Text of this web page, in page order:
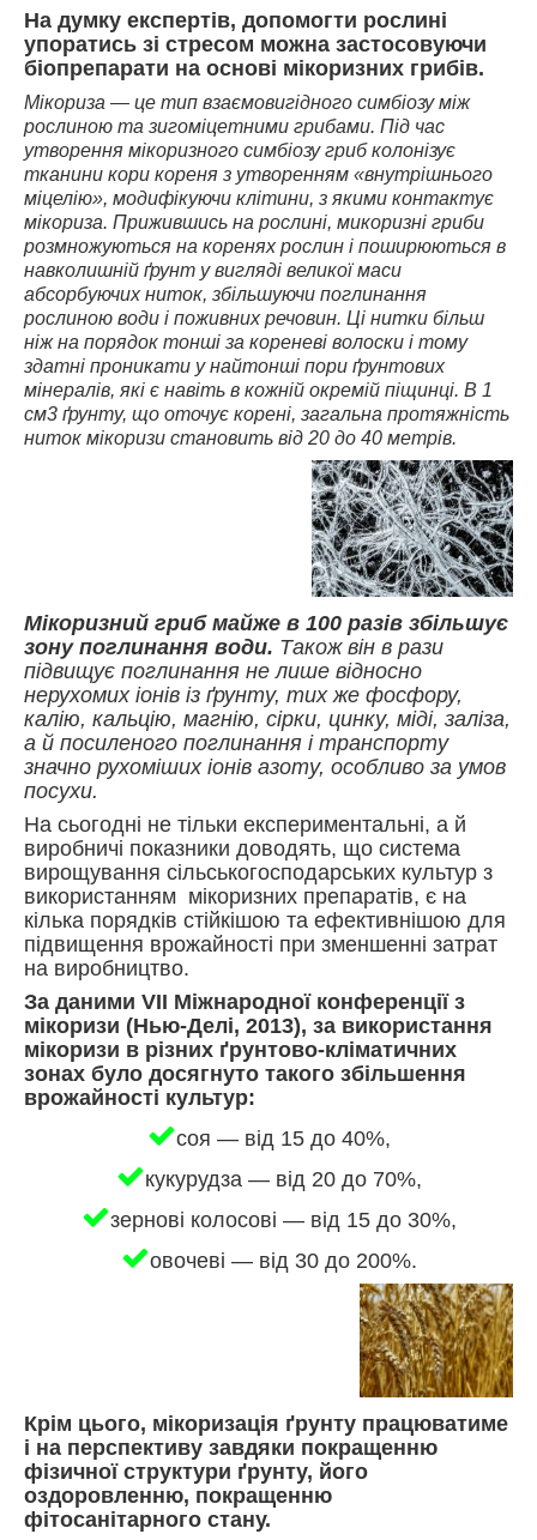
На думку експертів, допомогти рослині
упоратись зі стресом можна застосовуючи
біопрепарати на основі мікоризних грибів.
Мікориза — це тип взаємовигідного симбіозу між
рослиною та зигоміцетними грибами. Під час
утворення мікоризного симбіозу гриб колонізує
тканини кори кореня з утворенням «внутрішнього
міцелію», модифікуючи клітини, з якими контактує
мікориза. Прижившись на рослині, микоризні гриби
розмножуються на коренях рослин і поширюються в
навколишній ґрунт у вигляді великої маси
абсорбуючих ниток, збільшуючи поглинання
рослиною води і поживних речовин. Ці нитки більш
ніж на порядок тонші за кореневі волоски і тому
здатні проникати у найтонші пори ґрунтових
мінералів, які є навіть в кожній окремій піщинці. В 1
см3 ґрунту, що оточує корені, загальна протяжність
ниток мікоризи становить від 20 до 40 метрів.
Мікоризний гриб майже в 100 разів збільшує
зону поглинання води. Також він в рази
підвищує поглинання не лише відносно
нерухомих іонів із ґрунту, тих же фосфору,
калію, кальцію, магнію, сірки, цинку, міді, заліза,
а й посиленого поглинання і транспорту
значно рухоміших іонів азоту, особливо за умов
посухи.
На сьогодні не тільки експериментальні, а й
виробничі показники доводять, що система
вирощування сільськогосподарських культур з
використанням мікоризних препаратів, є на
кілька порядків стійкішою та ефективнішою для
підвищення врожайності при зменшенні затрат
на виробництво.
За даними VII Міжнародної конференції з
мікоризи (Нью-Делі, 2013), за використання
мікоризи в різних ґрунтово-кліматичних
зонах було досягнуто такого збільшення
врожайності культур:
соя — від 15 до 40%,
кукурудза — від 20 до 70%,
зернові колосові — від 15 до 30%,
овочеві — від 30 до 200%.
Крім цього, мікоризація ґрунту працюватиме
і на перспективу завдяки покращенню
фізичної структури ґрунту, його
оздоровленню, покращенню
фітосанітарного стану.